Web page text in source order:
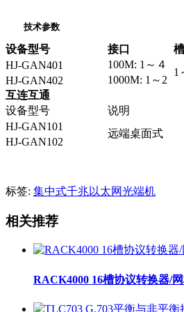
技术参数
设备型号 接口
HJ-GAN401
100M: 1～４
1
HJ-GAN402
1000M: 1～2
互连互通
设备型号
说明
HJ-GAN101
远端桌面式
HJ-GAN102
标签: 集中式千兆以太网光端机
相关推荐
RACK4000 16槽协议转换器/